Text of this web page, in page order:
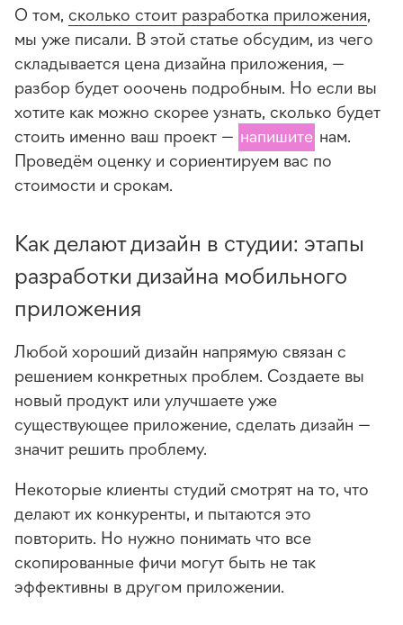
О том, сколько стоит разработка приложения,
мы уже писали. В этой статье обсудим, из чего
складывается цена дизайна приложения, —
разбор будет ооочень подробным. Но если вы
хотите как можно скорее узнать, сколько будет
стоить именно ваш проект — напишите нам.
Проведём оценку и сориентируем вас по
стоимости и срокам.
Как делают дизайн в студии: этапы
разработки дизайна мобильного
приложения
Любой хороший дизайн напрямую связан с
решением конкретных проблем. Создаете вы
новый продукт или улучшаете уже
существующее приложение, сделать дизайн —
значит решить проблему.
Некоторые клиенты студий смотрят на то, что
делают их конкуренты, и пытаются это
повторить. Но нужно понимать что все
скопированные фичи могут быть не так
эффективны в другом приложении.